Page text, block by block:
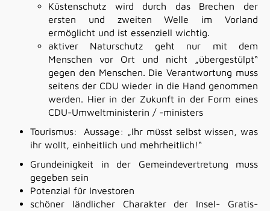
Küstenschutz wird durch das Brechen der
ersten und zweiten Welle im Vorland
ermöglicht und ist essenziell wichtig.
aktiver Naturschutz geht nur mit dem
Menschen vor Ort und nicht
„übergestülpt“
gegen den Menschen. Die Verantwortung muss
seitens der CDU wieder in die Hand genommen
werden. Hier in der Zukunft in der Form eines
CDU-Umweltministerin / -ministers
Tourismus:Aussage: „Ihr müsst selbst wissen, was
ihr wollt, einheitlich und mehrheitlich!“
Grundeinigkeit
in der
Gemeindevertretung muss
gegeben sein
Potenzial für Investoren
schöner ländlicher Charakter der Insel- Gratis-